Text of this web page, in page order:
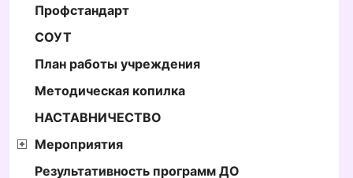
Профстандарт
СОУТ
План работы учреждения
Методическая копилка
НАСТАВНИЧЕСТВО
Мероприятия
Результативность программ ДО